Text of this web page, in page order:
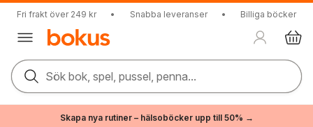
Fri frakt över 249 kr • Snabba leveranser • Billiga böcker
Sök bok, spel, pussel, penna...
Skapa nya rutiner – hälsoböcker upp till 50% →